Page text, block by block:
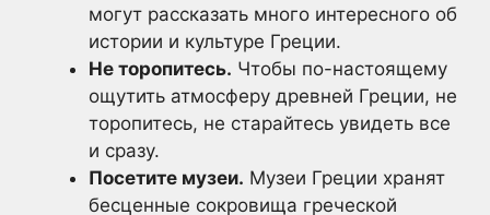
могут рассказать много интересного об
истории и культуре Греции.
Не торопитесь. Чтобы по-настоящему
ощутить атмосферу древней Греции, не
торопитесь, не старайтесь увидеть все
и сразу.
Посетите музеи. Музеи Греции хранят
бесценные сокровища греческой